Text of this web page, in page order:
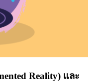
Reality) และ